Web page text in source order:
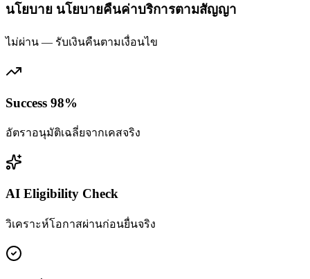
นโยบาย นโยบายคืนค่าบริการตามสัญญา
ไม่ผ่าน — รับเงินคืนตามเงื่อนไข
Success 98%
อัตราอนุมัติเฉลี่ยจากเคสจริง
AI Eligibility Check
วิเคราะห์โอกาสผ่านก่อนยื่นจริง